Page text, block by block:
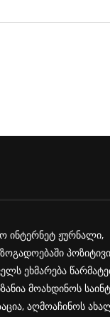
ინტერნეტ ჟურნალი,
ეხმარება
მოახდინოს
აღმოაჩინოს